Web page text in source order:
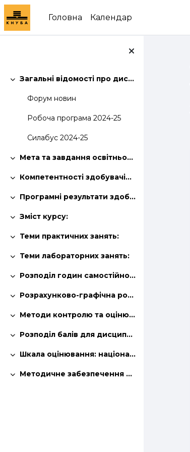
Перейти до головного вмісту
Головна
Календар
Згорнути
Загальні відомості про дисципліну:
Форум новин
Робоча програма 2024-25
Силабус 2024-25
Згорнути
Мета та завдання освітньої компонети:
Згорнути
Компетентності здобувачів освітньої програми:
Згорнути
Програмні результати здобувачів освітньої програми:
Згорнути
Зміст курсу:
Згорнути
Теми практичних занять:
Згорнути
Теми лабораторних занять:
Згорнути
Розподіл годин самостійної роботи здобувачів:
Згорнути
Розрахунково-графічна робота (РГР):
Згорнути
Методи контролю та оцінювання знань:
Згорнути
Розподіл балів для дисципліни:
Згорнути
Шкала оцінювання: національна та ECTS (залік):
Згорнути
Методичне забезпечення дисципліни: